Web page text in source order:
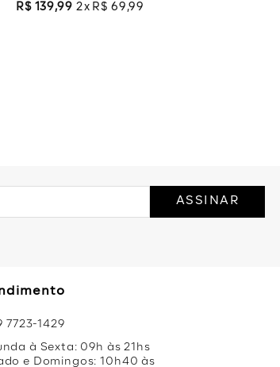
R$ 139,99 2 R$ 69 ,99
ASSINAR
7723-1429
à Sexta: 09h às 21hs
e Domingos: 10h40 às